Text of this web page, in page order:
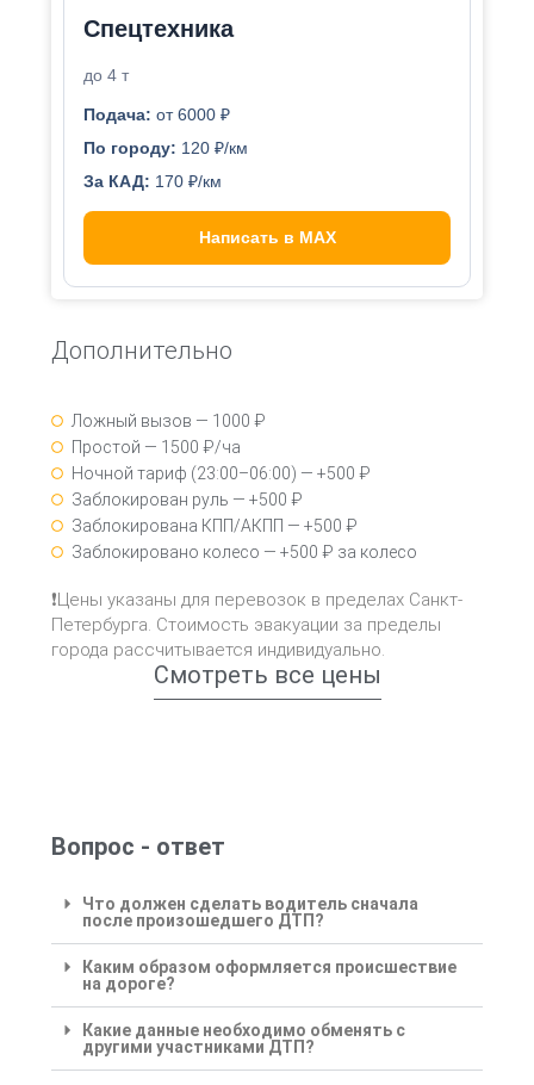
Спецтехника
до 4 т
Подача: от 6000 ₽
По городу: 120 ₽/км
За КАД: 170 ₽/км
Написать в MAX
Дополнительно
Ложный вызов — 1000 ₽
Простой — 1500 ₽/ча
Ночной тариф (23:00–06:00) — +500 ₽
Заблокирован руль — +500 ₽
Заблокирована КПП/АКПП — +500 ₽
Заблокировано колесо — +500 ₽ за колесо
❗Цены указаны для перевозок в пределах Санкт-
Петербурга. Стоимость эвакуации за пределы
города рассчитывается индивидуально.
Смотреть все цены
Вопрос - ответ
Что должен сделать водитель сначала
после произошедшего ДТП?
Каким образом оформляется происшествие
на дороге?
Какие данные необходимо обменять с
другими участниками ДТП?